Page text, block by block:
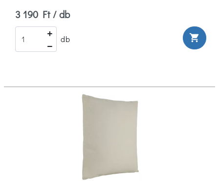
3 190 Ft / db
db shopping_cart